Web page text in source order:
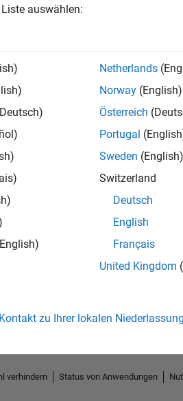
to endorse this person in a
No Endorsements received
auswählen:
Netherlands
Norway (English)
Österreich
Portugal
Sweden (English)
Switzerland
Deutsch
English
Français
United Kingdom
Kontakt zu Ihrer lokalen Niederlassung
verhindern Status von Anwendungen